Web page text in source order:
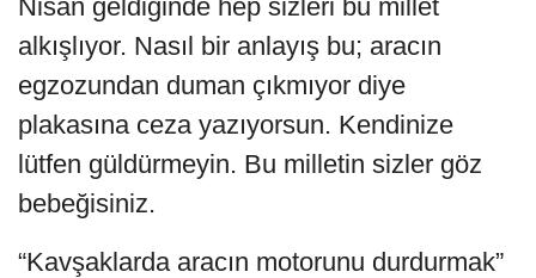
Nisan geldiğinde hep sizleri bu millet
alkışlıyor. Nasıl bir anlayış bu; aracın
egzozundan duman çıkmıyor diye
plakasına ceza yazıyorsun. Kendinize
lütfen güldürmeyin. Bu milletin sizler göz
bebeğisiniz.
“Kavşaklarda aracın motorunu durdurmak”